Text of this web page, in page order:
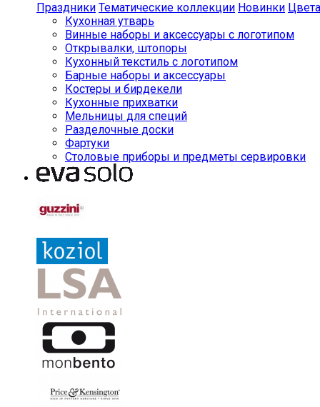
Праздники Тематические коллекции Новинки Цвета
Кухонная утварь
Винные наборы и аксессуары с логотипом
Открывалки, штопоры
Кухонный текстиль с логотипом
Барные наборы и аксессуары
Костеры и бирдекели
Кухонные прихватки
Мельницы для специй
Разделочные доски
Фартуки
Столовые приборы и предметы сервировки